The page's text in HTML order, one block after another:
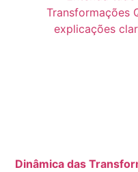
Dinâmica das